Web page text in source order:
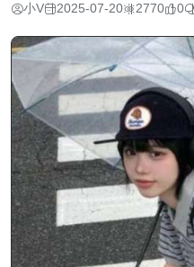
小V 2025-07-20 2770 0